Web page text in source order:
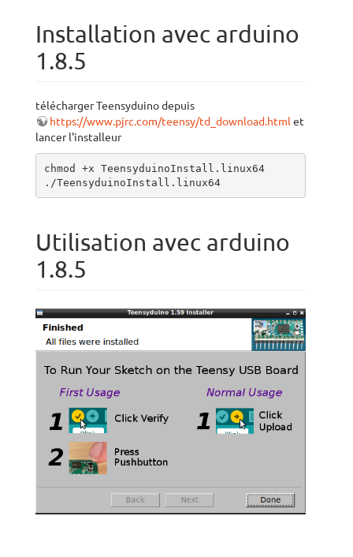
Installation avec arduino
1.8.5
télécharger Teensyduino depuis
https://www.pjrc.com/teensy/td_download.htmlet
lancer l'installeur
chmod +x TeensyduinoInstall.linux64
./TeensyduinoInstall.linux64
Utilisation avec arduino
1.8.5